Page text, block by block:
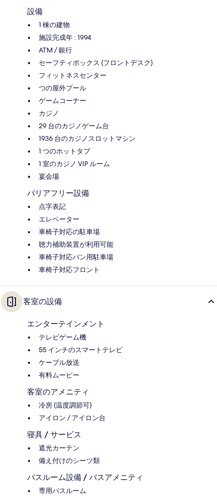
設備
1 棟の建物
施設完成年 : 1994
ATM / 銀行
セーフティボックス (フロントデスク)
フィットネスセンター
つの屋外プール
ゲームコーナー
カジノ
29 台のカジノゲーム台
1936 台のカジノスロットマシン
1 つのホットタブ
1 室のカジノ VIP ルーム
宴会場
バリアフリー設備
点字表記
エレベーター
車椅子対応の駐車場
聴力補助装置が利用可能
車椅子対応バン用駐車場
車椅子対応フロント
客室の設備
エンターテインメント
テレビゲーム機
55 インチのスマートテレビ
ケーブル放送
有料ムービー
客室のアメニティ
冷房 (温度調節可)
アイロン / アイロン台
寝具 / サービス
遮光カーテン
備え付けのシーツ類
バスルーム設備 / バスアメニティ
専用バスルーム